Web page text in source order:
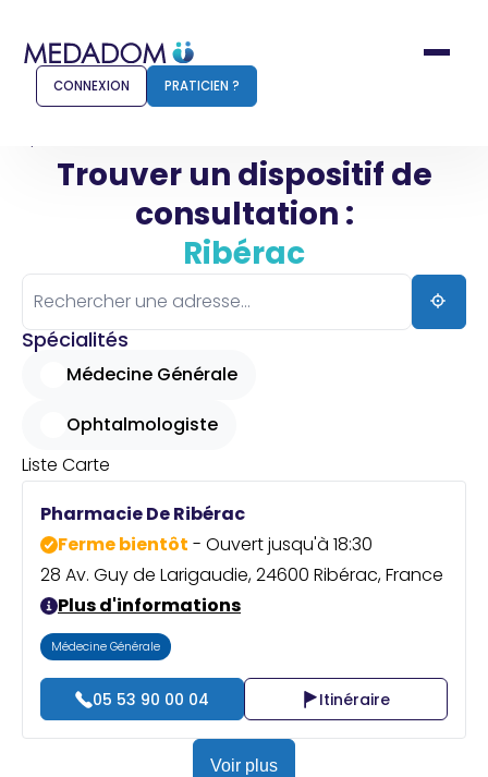
Comment ça marche ?
Pharmacien
Connexion
Praticien ?
CONNEXION PRATICIEN ?
Trouver un dispositif de
consultation :
Ribérac
Spécialités
Médecine Générale
Ophtalmologiste
Liste Carte
Pharmacie De Ribérac
Ferme bientôt - Ouvert jusqu'à 18:30
28 Av. Guy de Larigaudie, 24600 Ribérac, France
Plus d'informations
Médecine Générale
05 53 90 00 04 Itinéraire
Voir plus